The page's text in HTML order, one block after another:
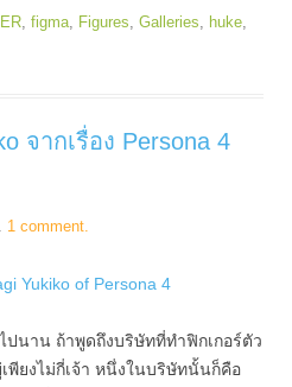
, figma, Figures, Galleries, huke,
จากเรื่อง Persona 4
. 1 comment.
ปนาน ถ้าพูดถึงบริษัทที่ทำฟิกเกอร์ตัว
พียงไม่กี่เจ้า หนึ่งในบริษัทนั้นก็คือ